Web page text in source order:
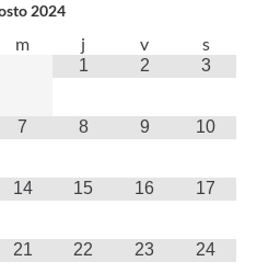
2024
m j v s
1 2 3
7 8 9 10
14 15 16 17
21 22 23 24